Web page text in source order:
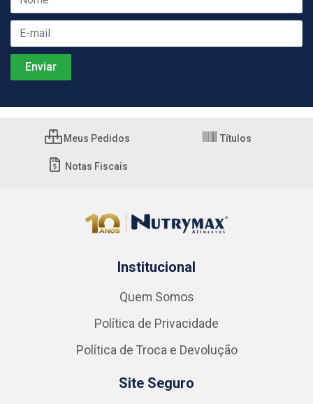
Meus Pedidos Títulos
Notas Fiscais
Institucional
Quem Somos
Política de Privacidade
Política de Troca e Devolução
Site Seguro